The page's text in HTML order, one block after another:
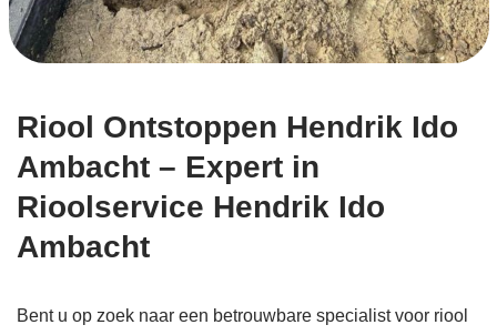
Riool Ontstoppen Hendrik Ido
Ambacht – Expert in
Rioolservice Hendrik Ido
Ambacht
Bent u op zoek naar een betrouwbare specialist voor riool